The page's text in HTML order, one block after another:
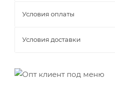
Условия оплаты
Условия доставки